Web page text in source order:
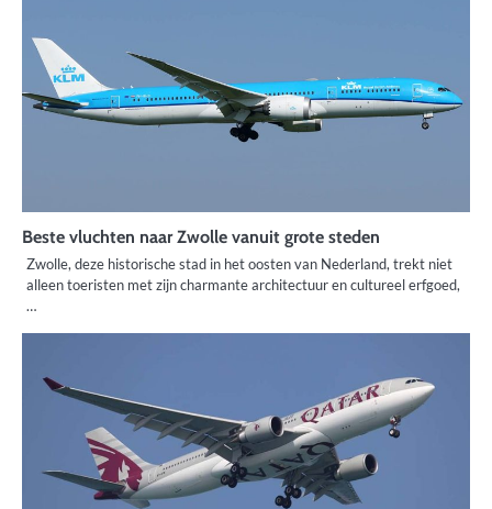
Beste vluchten naar Zwolle vanuit grote steden
Zwolle, deze historische stad in het oosten van Nederland, trekt niet
alleen toeristen met zijn charmante architectuur en cultureel erfgoed,
…